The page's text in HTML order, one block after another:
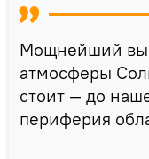
Мощнейший
атмосферы
стоит — до
периферия